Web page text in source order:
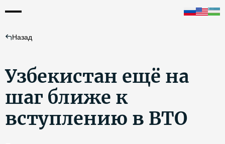
Назад
Узбекистан ещё на
шаг ближе к
вступлению в ВТО